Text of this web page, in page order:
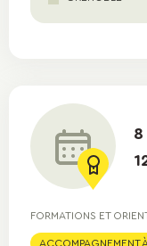
8
FORMATIONS ET
ACCOMPAGNEMENT